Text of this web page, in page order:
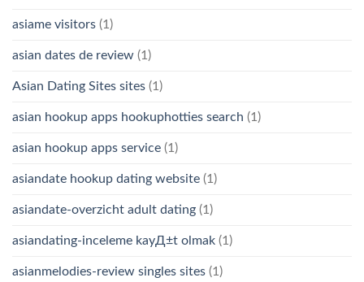
asiame visitors (1)
asian dates de review (1)
Asian Dating Sites sites (1)
asian hookup apps hookuphotties search (1)
asian hookup apps service (1)
asiandate hookup dating website (1)
asiandate-overzicht adult dating (1)
asiandating-inceleme kayД±t olmak (1)
asianmelodies-review singles sites (1)